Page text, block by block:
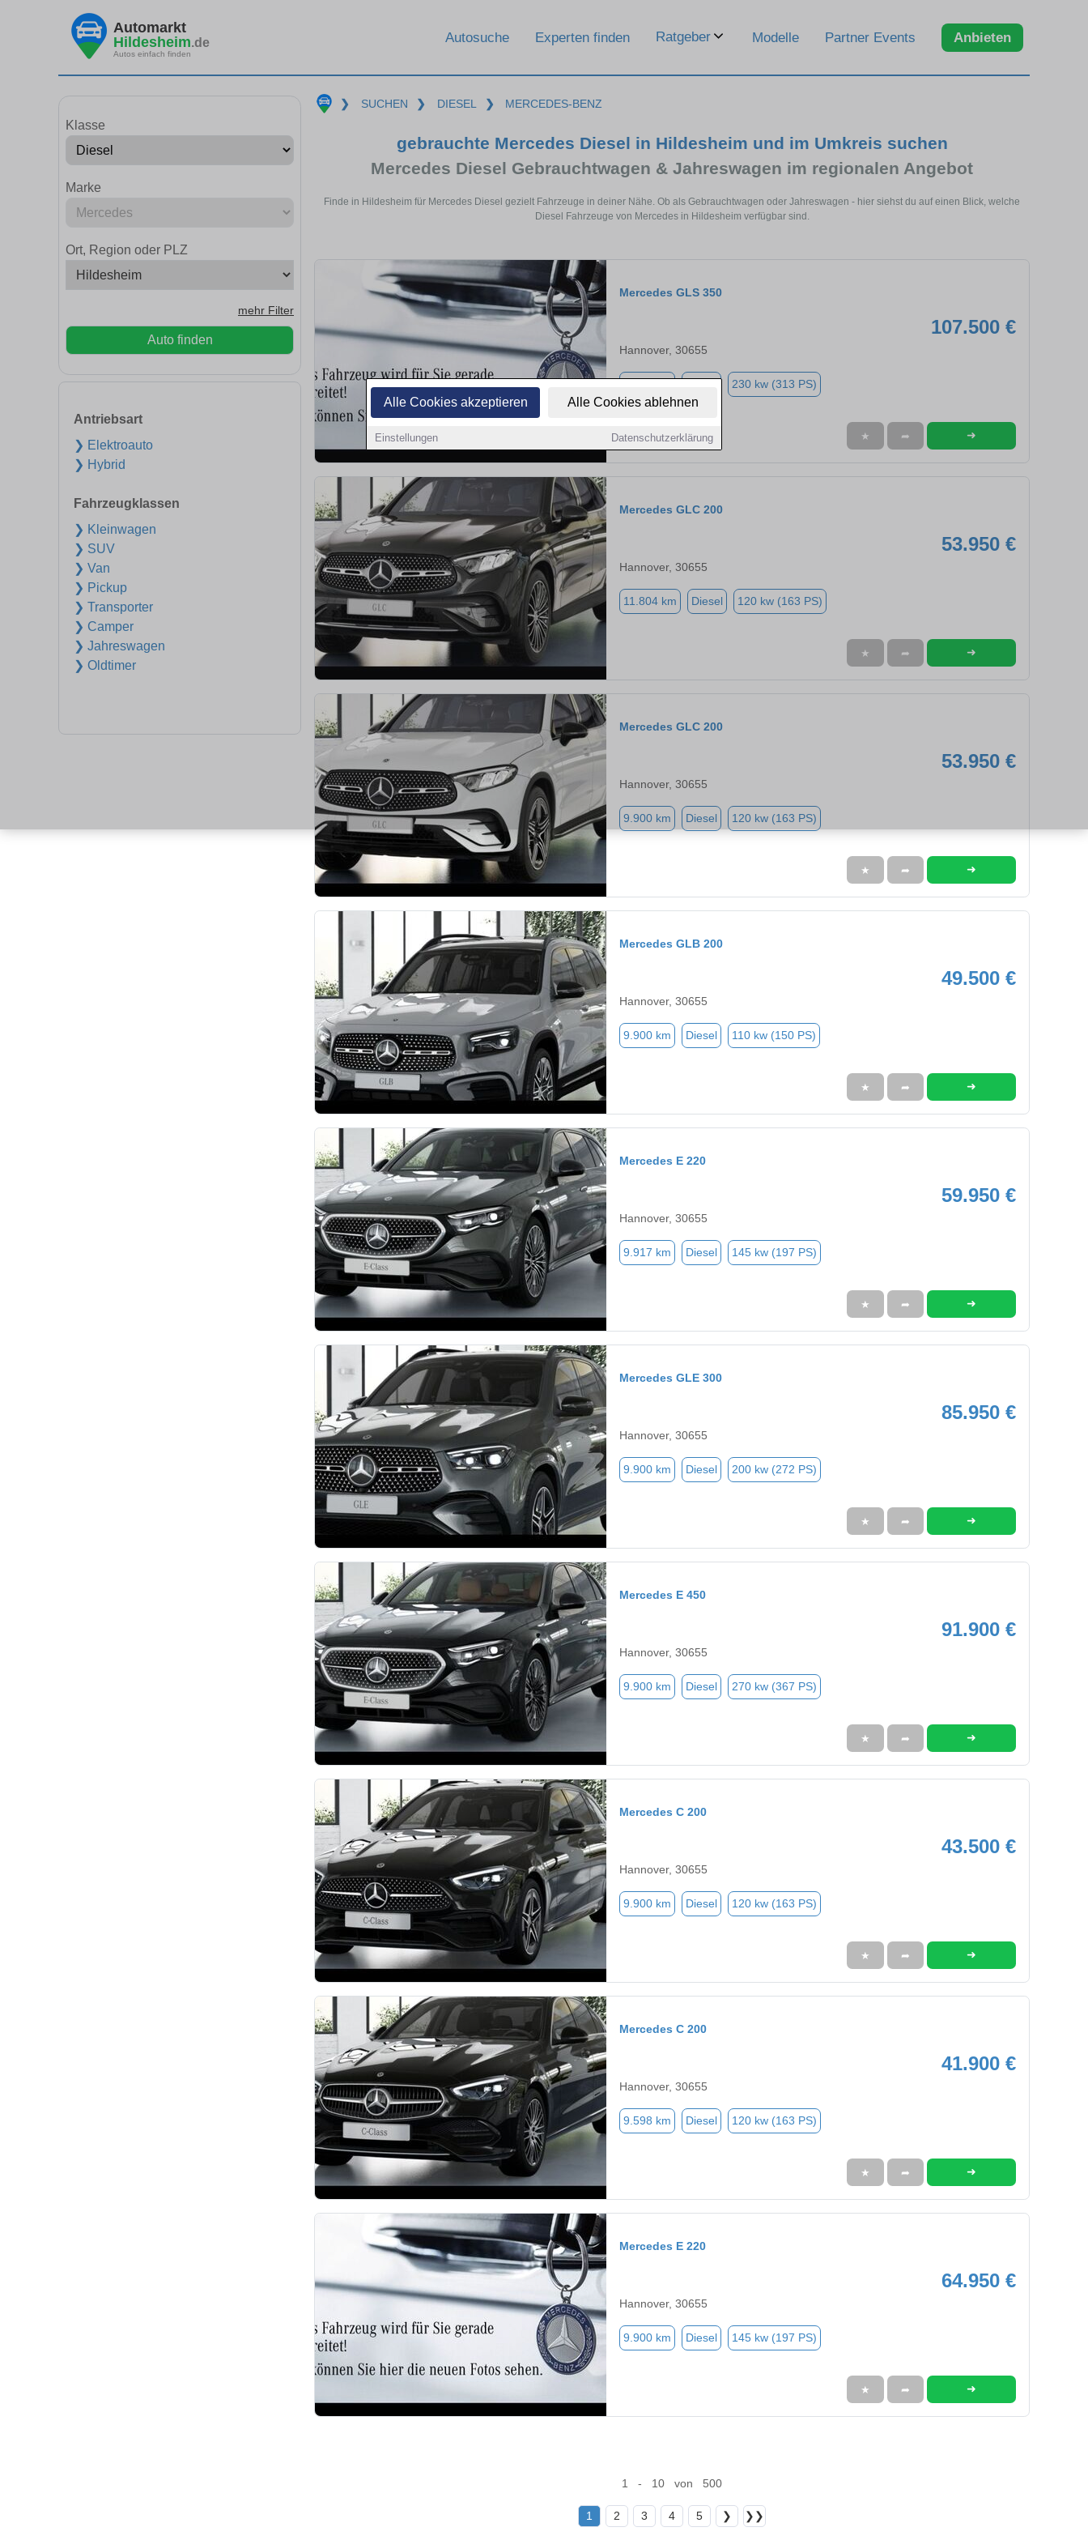
Alle Cookies akzeptieren Alle Cookies ablehnen
Einstellungen Datenschutzerklärung
Automarkt
Hildesheim.de
Autos einfach finden
Autosuche Experten finden Ratgeber Modelle Partner Events Anbieten
Klasse
Marke
Ort, Region oder PLZ
mehr Filter
Auto finden
Antriebsart
❯ Elektroauto
❯ Hybrid
Fahrzeugklassen
❯ Kleinwagen
❯ SUV
❯ Van
❯ Pickup
❯ Transporter
❯ Camper
❯ Jahreswagen
❯ Oldtimer
❯ SUCHEN ❯ DIESEL ❯ MERCEDES-BENZ
gebrauchte Mercedes Diesel in Hildesheim und im Umkreis suchen
Mercedes Diesel Gebrauchtwagen & Jahreswagen im regionalen Angebot
Finde in Hildesheim für Mercedes Diesel gezielt Fahrzeuge in deiner Nähe. Ob als Gebrauchtwagen oder Jahreswagen - hier siehst du auf einen Blick, welche
Diesel Fahrzeuge von Mercedes in Hildesheim verfügbar sind.
Mercedes GLS 350
107.500 €
Hannover, 30655
230 kw (313 PS)
★ ➦ ➜
Mercedes GLC 200
53.950 €
Hannover, 30655
11.804 km Diesel 120 kw (163 PS)
★ ➦ ➜
Mercedes GLC 200
53.950 €
Hannover, 30655
9.900 km Diesel 120 kw (163 PS)
★ ➦ ➜
Mercedes GLB 200
49.500 €
Hannover, 30655
9.900 km Diesel 110 kw (150 PS)
★ ➦ ➜
Mercedes E 220
59.950 €
Hannover, 30655
9.917 km Diesel 145 kw (197 PS)
★ ➦ ➜
Mercedes GLE 300
85.950 €
Hannover, 30655
9.900 km Diesel 200 kw (272 PS)
★ ➦ ➜
Mercedes E 450
91.900 €
Hannover, 30655
9.900 km Diesel 270 kw (367 PS)
★ ➦ ➜
Mercedes C 200
43.500 €
Hannover, 30655
9.900 km Diesel 120 kw (163 PS)
★ ➦ ➜
Mercedes C 200
41.900 €
Hannover, 30655
9.598 km Diesel 120 kw (163 PS)
★ ➦ ➜
Mercedes E 220
64.950 €
Hannover, 30655
9.900 km Diesel 145 kw (197 PS)
★ ➦ ➜
1 - 10 von 500
1 2 3 4 5 ❯ ❯❯